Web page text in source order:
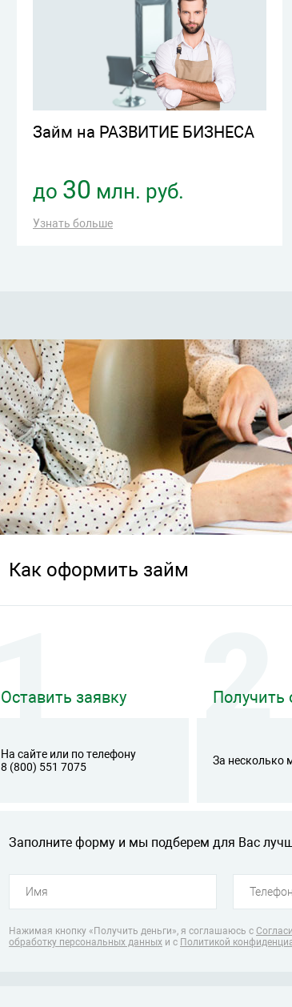
Займ на РАЗВИТИЕ БИЗНЕСА
до 30 млн. руб.
Узнать больше
Как оформить займ
На сайте или по телефону
8 (800) 551 7075
Оставить заявку
За несколько
Получить
Заполните форму и мы подберем для Вас
Нажимая кнопку «Получить деньги», я соглашаюсь с
обработку персональных данных и с Политикой